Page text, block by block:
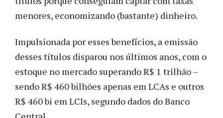
menores, economizando (bastante) dinheiro.
Impulsionada por esses benefícios, a emissão
desses títulos disparou nos últimos anos, com o
estoque no mercado superando R$ 1 trilhão –
sendo R$ 460 bilhões apenas em LCAs e outros
R$ 460 bi em LCIs, segundo dados do Banco